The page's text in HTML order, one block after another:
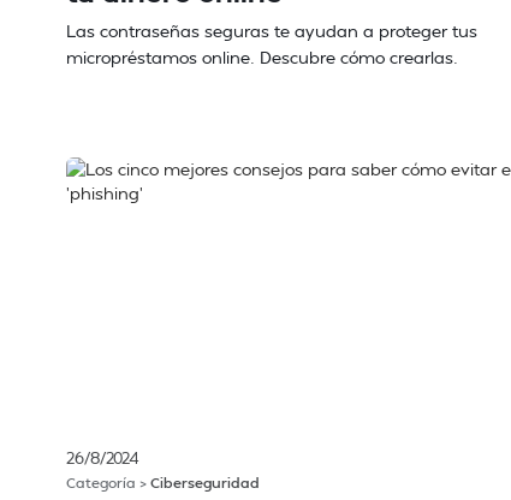
Las contraseñas seguras te ayudan a proteger tus
micropréstamos online. Descubre cómo crearlas.
26/8/2024
Categoría > Ciberseguridad